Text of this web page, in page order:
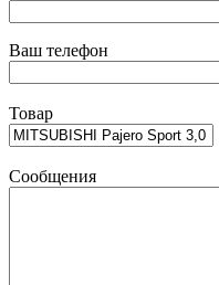
Ваш телефон
Товар
Сообщения